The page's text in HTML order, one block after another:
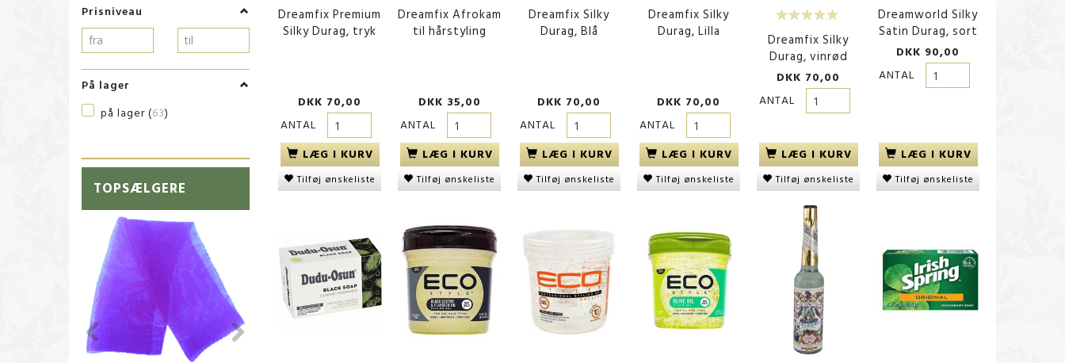
Prisniveau
På lager
på lager(63)
TOPSÆLGERE
Dreamfix Premium
Silky Durag, tryk
DKK 70,00
ANTAL
LÆG I KURV
Tilføj ønskeliste
Dreamfix Afrokam
til hårstyling
DKK 35,00
ANTAL
LÆG I KURV
Tilføj ønskeliste
Dreamfix Silky
Durag, Blå
DKK 70,00
ANTAL
LÆG I KURV
Tilføj ønskeliste
Dreamfix Silky
Durag, Lilla
DKK 70,00
ANTAL
LÆG I KURV
Tilføj ønskeliste
Dreamfix Silky
Durag, vinrød
DKK 70,00
ANTAL
LÆG I KURV
Tilføj ønskeliste
Dreamworld Silky
Satin Durag, sort
DKK 90,00
ANTAL
LÆG I KURV
Tilføj ønskeliste